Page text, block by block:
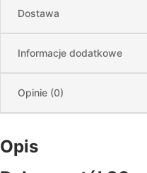
Dostawa
Informacje dodatkowe
Opinie (0)
Opis